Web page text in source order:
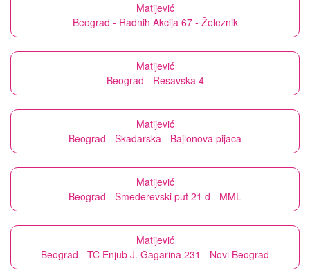
Matijević
Beograd - Radnih Akcija 67 - Železnik
Matijević
Beograd - Resavska 4
Matijević
Beograd - Skadarska - Bajlonova pijaca
Matijević
Beograd - Smederevski put 21 d - MML
Matijević
Beograd - TC Enjub J. Gagarina 231 - Novi Beograd